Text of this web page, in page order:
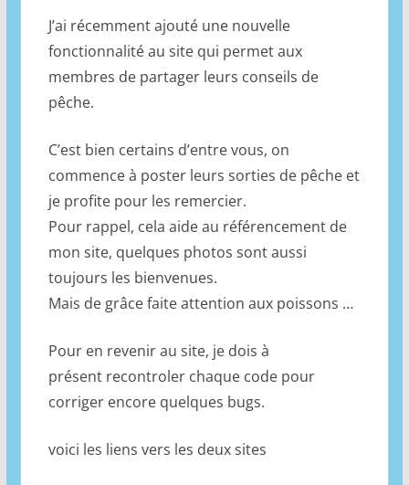
J’ai récemment ajouté une nouvelle
fonctionnalité au site qui permet aux
membres de partager leurs conseils de
pêche.
C’est bien certains d’entre vous, on
commence à poster leurs sorties de pêche et
je profite pour les remercier.
Pour rappel, cela aide au référencement de
mon site, quelques photos sont aussi
toujours les bienvenues.
Mais de grâce faite attention aux poissons …
Pour en revenir au site, je dois à
présent recontroler chaque code pour
corriger encore quelques bugs.
voici les liens vers les deux sites